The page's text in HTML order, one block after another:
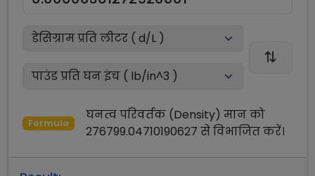
Formula
घनत्व परिवर्तक (Density) मान को
276799.04710190627 सेविभाजितकरें।